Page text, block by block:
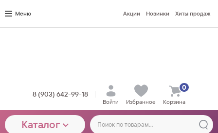
Меню Акции Новинки Хиты продаж
8 (903) 642-99-18
Войти Избранное Корзина
0
Каталог